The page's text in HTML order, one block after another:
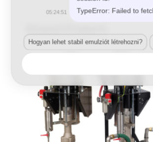
TypeError: Failed to
05:24:51
Hogyan lehet stabil emulziót létrehozni?